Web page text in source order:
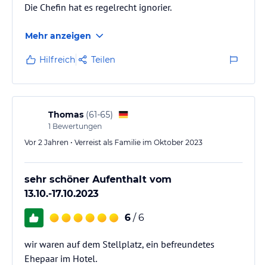
Die Chefin hat es regelrecht ignorier.
Mehr anzeigen
Hilfreich Teilen
Thomas (61-65)
1 Bewertungen
Vor 2 Jahren • Verreist als Familie im Oktober 2023
sehr schöner Aufenthalt vom
13.10.-17.10.2023
6 / 6
wir waren auf dem Stellplatz, ein befreundetes
Ehepaar im Hotel.